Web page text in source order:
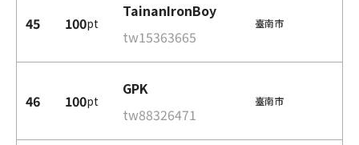
45 100pt
TainanIronBoy
tw15363665
臺南市
46 100pt
GPK
tw88326471
臺南市